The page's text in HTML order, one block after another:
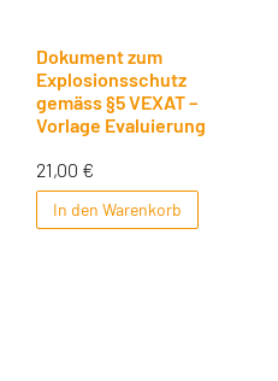
Dokument zum
Explosionsschutz
gemäss §5 VEXAT –
Vorlage Evaluierung
21,00 €
In den Warenkorb